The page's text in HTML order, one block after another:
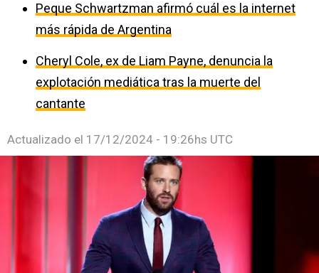
Peque Schwartzman afirmó cuál es la internet
más rápida de Argentina
Cheryl Cole, ex de Liam Payne, denuncia la
explotación mediática tras la muerte del
cantante
Actualizado el 17/12/2024 - 19:26hs UTC